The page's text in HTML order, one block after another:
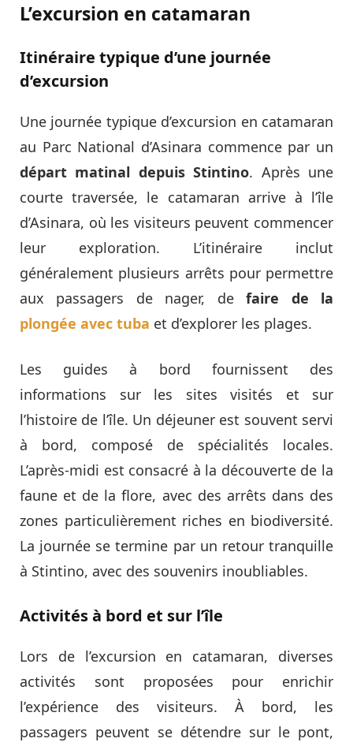
L’excursion en catamaran
Itinéraire typique d’une journée
d’excursion
Une journée typique d’excursion en catamaran
au Parc National d’Asinara commence par un
départ matinal depuis Stintino. Après une
courte traversée, le catamaran arrive à l’île
d’Asinara, où les visiteurs peuvent commencer
leur exploration. L’itinéraire inclut
généralement plusieurs arrêts pour permettre
aux passagers de nager, defaire de la
plongée avec tuba et d’explorer les plages.
Les guides à bord fournissent des
informations sur les sites visités et sur
l’histoire de l’île. Un déjeuner est souvent servi
à bord, composé de spécialités locales.
L’après-midi est consacré à la découverte de la
faune et de la flore, avec des arrêts dans des
zones particulièrement riches en biodiversité.
La journée se termine par un retour tranquille
à Stintino, avec des souvenirs inoubliables.
Activités à bord et sur l’île
Lors de l’excursion en catamaran, diverses
activités sont proposées pour enrichir
l’expérience des visiteurs. À bord, les
passagers peuvent se détendre sur le pont,